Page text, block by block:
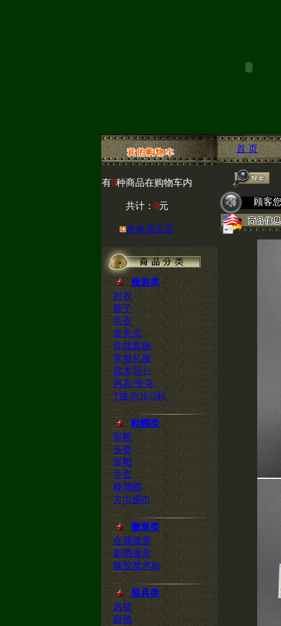
有0种商品在购物车内
共计： 0元
赤兔淘宝店
服装类
衬衣
裤子
毛衣
皮夹克
作战套服
常服礼服
战术背心
风衣/夹克
T恤/POLO衫
鞋帽类
军靴
头盔
军帽
手套
棒球帽
方巾围巾
徽章类
金属徽章
刺绣徽章
橡胶魔术贴
装具类
风镜
眼镜
首 页
顾客